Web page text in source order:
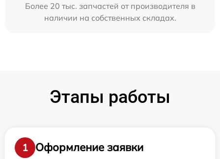
Более 20 тыс. запчастей от производителя в
наличии на собственных складах.
Этапы работы
1
Оформление заявки